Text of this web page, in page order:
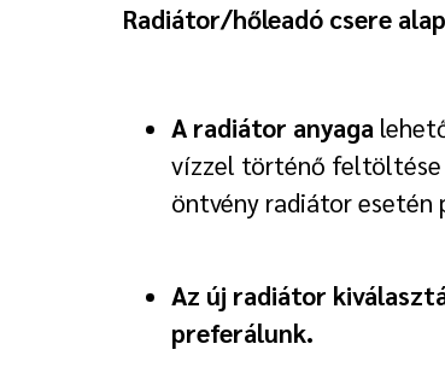
Radiátor/hőleadó csere
A radiátor anyaga
vízzel történő feltöltése
öntvény radiátor
Az új radiátor
preferálunk.